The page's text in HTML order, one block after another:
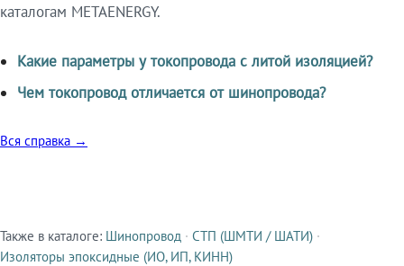
каталогам METAENERGY.
Какие параметры у токопровода с литой изоляцией?
Чем токопровод отличается от шинопровода?
Вся справка →
Смежные продукты
Также в каталоге: Шинопровод · СТП (ШМТИ / ШАТИ) ·
Изоляторы эпоксидные (ИО, ИП, КИНН)